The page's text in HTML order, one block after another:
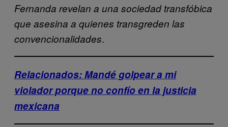
Fernanda revelan a una sociedad transfóbica
que asesina a quienes transgreden las
convencionalidades.
Relacionados: Mandé golpear a mi
violador porque no confío en la justicia
mexicana